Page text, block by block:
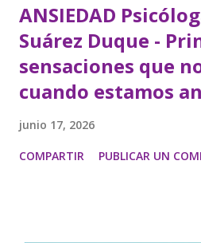
ANSIEDAD
Suárez Duque -
sensaciones que
cuando estamos
junio 17, 2026
COMPARTIR PUBLICAR UN